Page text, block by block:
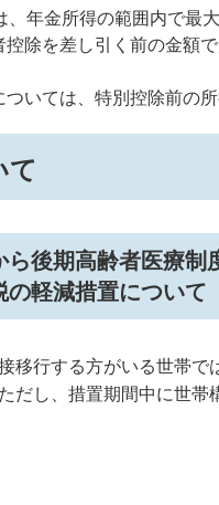
年金所得の範囲内で最
除を差し引く前の金額
いては、特別控除前の所
て
後期高齢者医療制
軽減措置について
移行する方がいる世帯で
だし、措置期間中に世